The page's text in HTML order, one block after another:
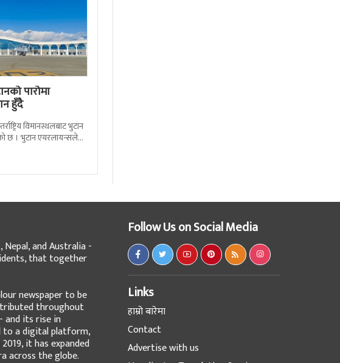
पारोमा
हुँदै
विमानस्थलबाट भुटान
छ । भुटान एयरलायन्सले
and Australia -
that together
newspaper to be
throughout
and its rise in
to a digital platform,
it has expanded
across the globe.
Follow Us on Social Media
Links
हाम्रो बारेमा
Contact
Advertise with us